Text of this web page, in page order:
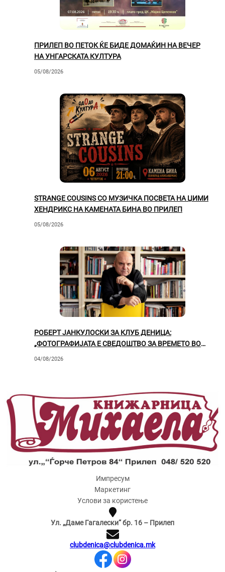
ПРИЛЕП ВО ПЕТОК ЌЕ БИДЕ ДОМАЌИН НА ВЕЧЕР
НА УНГАРСКАТА КУЛТУРА
05/08/2026
STRANGE COUSINS СО МУЗИЧКА ПОСВЕТА НА ЏИМИ
ХЕНДРИКС НА КАМЕНАТА БИНА ВО ПРИЛЕП
05/08/2026
РОБЕРТ ЈАНКУЛОСКИ ЗА КЛУБ ДЕНИЦА:
„ФОТОГРАФИЈАТА Е СВЕДОШТВО ЗА ВРЕМЕТО ВО
04/08/2026
Импресум
Маркетинг
Услови за користење
Ул. „Даме Гагалески“ бр. 16 – Прилеп
clubdenica@clubdenica.mk